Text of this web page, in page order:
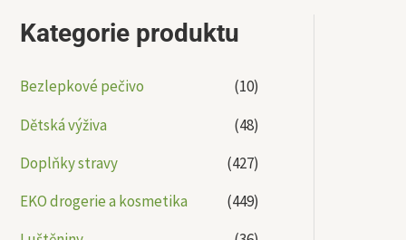
Kategorie produktu
Bezlepkové pečivo
(10)
Dětská výživa
(48)
Doplňky stravy
(427)
EKO drogerie a kosmetika
(449)